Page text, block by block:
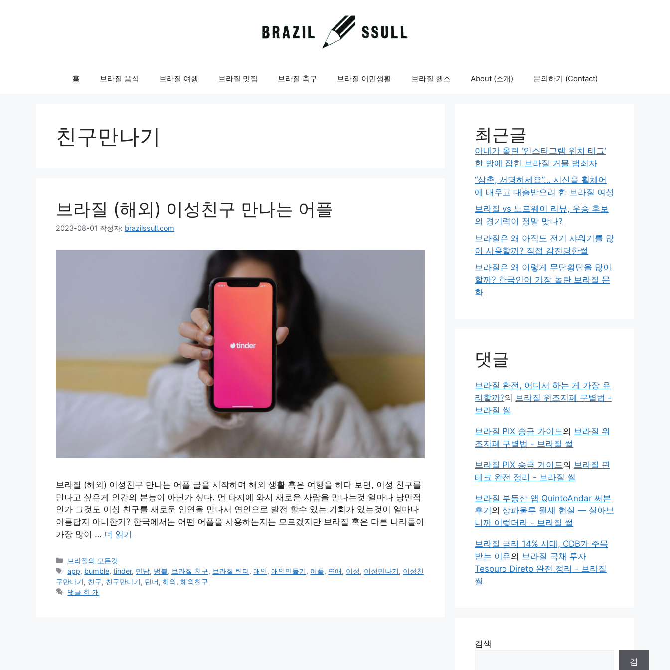
홈 브라질 음식 브라질 여행 브라질 맛집 브라질 축구 브라질 이민생활 브라질 헬스 About (소개) 문의하기 (Contact)
친구만나기
브라질 (해외) 이성친구 만나는 어플
2023-08-01 작성자: brazilssull.com
브라질 (해외) 이성친구 만나는 어플 글을 시작하며 해외 생활 혹은 여행을 하다 보면, 이성 친구를
만나고 싶은게 인간의 본능이 아닌가 싶다. 먼 타지에 와서 새로운 사람을 만나는것 얼마나 낭만적
인가 그것도 이성 친구를 새로운 인연을 만나서 연인으로 발전 할수 있는 기회가 있는것이 얼마나
아름답지 아니한가? 한국에서는 어떤 어플을 사용하는지는 모르겠지만 브라질 혹은 다른 나라들이
가장 많이 … 더 읽기
카
테
고
리
브라질의 모든것
태
그
app, bumble,tinder, 만남, 범블, 브라질 친구, 브라질 틴더,애인,애인만들기, 어플, 연애, 이성, 이성만나기, 이성친
구만나기, 친구, 친구만나기, 틴더, 해외, 해외친구
댓글 한 개
최근글
아내가 올린 ‘인스타그램 위치 태그’
한 방에 잡힌 브라질 거물 범죄자
“삼촌, 서명하세요”… 시신을 휠체어
에 태우고 대출받으려 한 브라질 여성
브라질 vs 노르웨이 리뷰, 우승 후보
의 경기력이 정말 맞나?
브라질은 왜 아직도 전기 샤워기를 많
이 사용할까? 직접 감전당한썰
브라질은 왜 이렇게 무단횡단을 많이
할까? 한국인이 가장 놀란 브라질 문
화
댓글
브라질 환전, 어디서 하는 게 가장 유
리할까?의 브라질 위조지폐 구별법 -
브라질 썰
브라질 PIX 송금 가이드의 브라질 위
조지폐 구별법 - 브라질 썰
브라질 PIX 송금 가이드의 브라질 핀
테크 완전 정리 - 브라질 썰
브라질 부동산 앱 QuintoAndar 써본
후기 의 상파울루 월세 현실 — 살아보
니까 이렇더라 - 브라질 썰
브라질 금리 14% 시대, CDB가 주목
받는 이유의 브라질 국채 투자
Tesouro Direto 완전 정리 - 브라질
썰
검색
검